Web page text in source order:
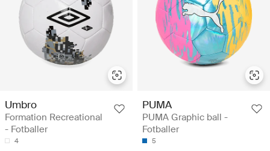
Umbro
Formation Recreational
- Fotballer
4
PUMA
PUMA Graphic ball -
Fotballer
5